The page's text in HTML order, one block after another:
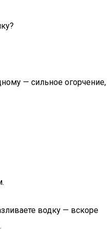
— сильное огорчение,
водку — вскоре